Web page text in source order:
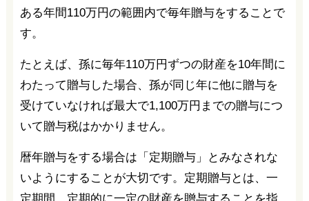
ある年間110万円の範囲内で毎年贈与をすることで
す。
たとえば、孫に毎年110万円ずつの財産を10年間に
わたって贈与した場合、孫が同じ年に他に贈与を
受けていなければ最大で1,100万円までの贈与につ
いて贈与税はかかりません。
暦年贈与をする場合は「定期贈与」とみなされな
いようにすることが大切です。定期贈与とは、一